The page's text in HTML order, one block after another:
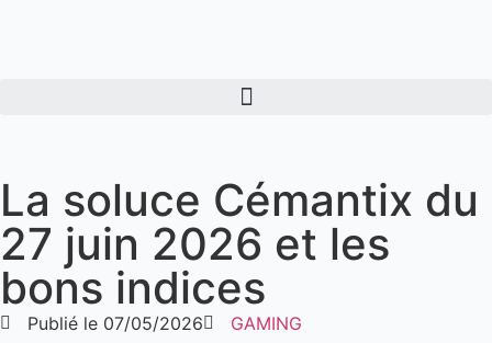
La soluce Cémantix du
27 juin 2026 et les
bons indices
Publié le 07/05/2026 GAMING